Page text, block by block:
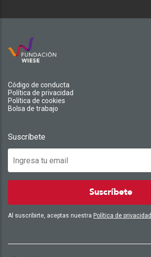
Código de conducta
Política de privacidad
Política de cookies
Bolsa de trabajo
Suscríbete
Suscríbete
Al suscribirte, aceptas nuestra Política de privacidad